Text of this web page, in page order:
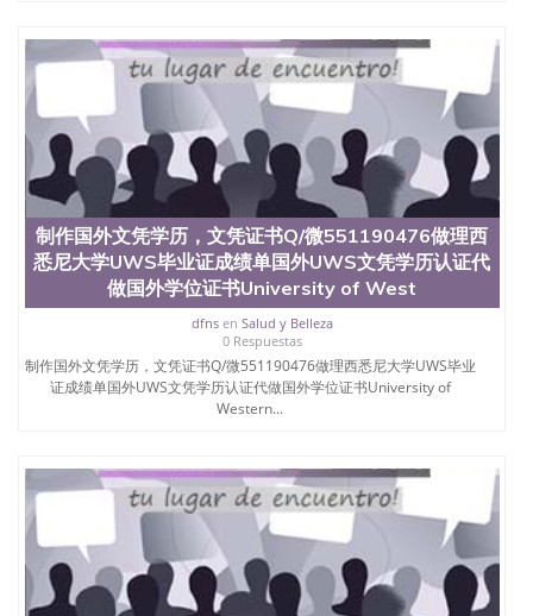
制作国外文凭学历，文凭证书Q/微551190476做理西
悉尼大学UWS毕业证成绩单国外UWS文凭学历认证代
做国外学位证书University of West
dfnsen Salud y Belleza
0 Respuestas
制作国外文凭学历，文凭证书Q/微551190476做理西悉尼大学UWS毕业
证成绩单国外UWS文凭学历认证代做国外学位证书University of
Western...